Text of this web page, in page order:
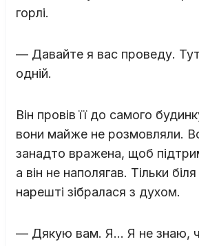
горлі.
— Давайте я вас проведу.
одній.
Він провів її до самого
вони майже не розмовляли.
занадто вражена, щоб
а він не наполягав. Тільки біля
нарешті зібралася з духом.
— Дякую вам. Я… Я не знаю,